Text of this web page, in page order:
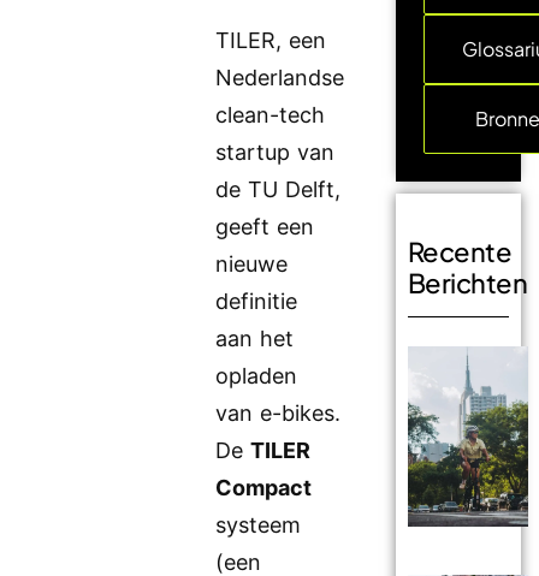
TILER, een
Nederlandse
clean-tech
startup van
de TU Delft,
geeft een
nieuwe
definitie
aan het
opladen
van e-bikes.
DeTILER
Compact
systeem
(een
Recente
Berichten